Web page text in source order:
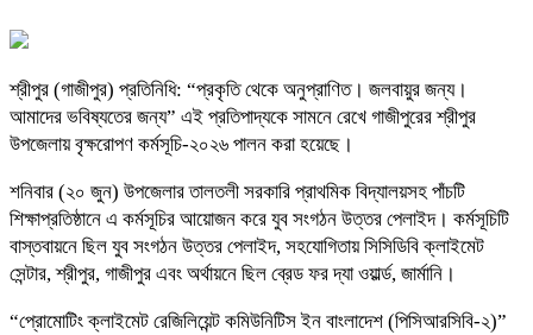
শ্রীপুর (গাজীপুর) প্রতিনিধি: “প্রকৃতি থেকে অনুপ্রাণিত। জলবায়ুর জন্য।
আমাদের ভবিষ্যতের জন্য” এই প্রতিপাদ্যকে সামনে রেখে গাজীপুরের শ্রীপুর
উপজেলায় বৃক্ষরোপণ কর্মসূচি-২০২৬ পালন করা হয়েছে।
শনিবার (২০ জুন) উপজেলার তালতলী সরকারি প্রাথমিক বিদ্যালয়সহ পাঁচটি
শিক্ষাপ্রতিষ্ঠানে এ কর্মসূচির আয়োজন করে যুব সংগঠন উত্তর পেলাইদ। কর্মসূচিটি
বাস্তবায়নে ছিল যুব সংগঠন উত্তর পেলাইদ, সহযোগিতায় সিসিডিবি ক্লাইমেট
সেন্টার, শ্রীপুর, গাজীপুর এবং অর্থায়নে ছিল ব্রেড ফর দ্যা ওয়ার্ল্ড, জার্মানি।
“প্রোমোটিং ক্লাইমেট রেজিলিয়েন্ট কমিউনিটিস ইন বাংলাদেশ (পিসিআরসিবি-২)”